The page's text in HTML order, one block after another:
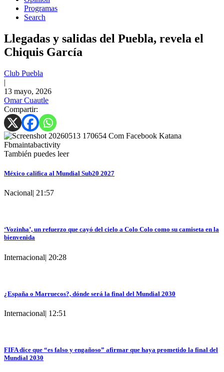
Programas
Search
Llegadas y salidas del Puebla, revela el
Chiquis García
Club Puebla
|
13 mayo, 2026
Omar Cuautle
Compartir:
También puedes leer
México califica al Mundial Sub20 2027
Nacional| 21:57
‘Vozinha’, un refuerzo que cayó del cielo a Colo Colo como su camiseta en la
bienvenida
Internacional| 20:28
¿España o Marruecos?, dónde será la final del Mundial 2030
Internacional| 12:51
FIFA dice que “es falso y engañoso” afirmar que haya prometido la final del
Mundial 2030